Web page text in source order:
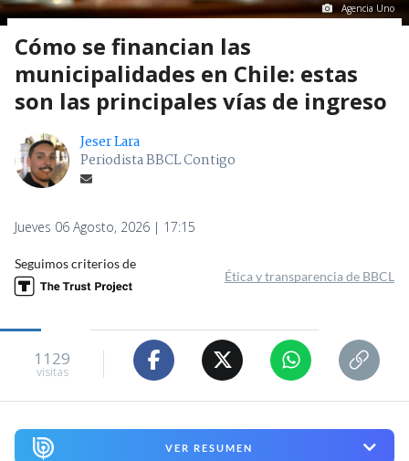
Agencia Uno
Cómo se financian las
municipalidades en Chile: estas
son las principales vías de ingreso
Jeser Lara
Periodista BBCL Contigo
Jueves 06 Agosto, 2026 | 17:15
Seguimos criterios de
Ética y transparencia de BBCL
1129
visitas
VER RESUMEN